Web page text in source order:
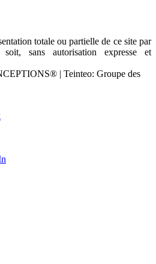
totale ou partielle de ce site par
sans autorisation expresse et
| Teinteo: Groupe des